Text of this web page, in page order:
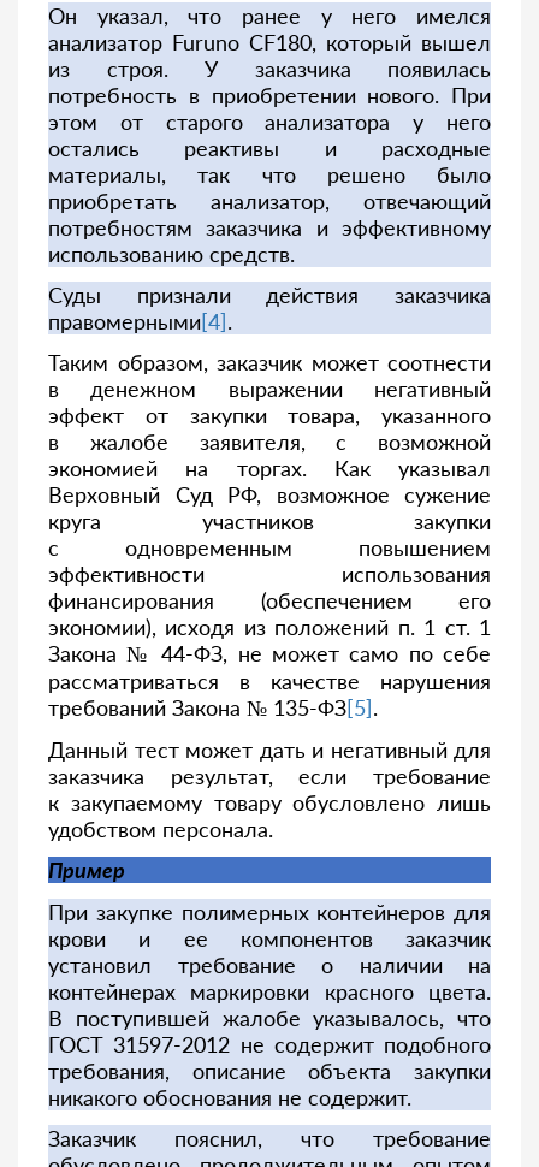
Он указал, что ранее у него имелся
анализатор Furuno CF180, который вышел
из строя. У заказчика появилась
потребность в приобретении нового. При
этом от старого анализатора у него
остались реактивы и расходные
материалы, так что решено было
приобретать анализатор, отвечающий
потребностям заказчика и эффективному
использованию средств.
Суды признали действия заказчика
правомерными[4].
Таким образом, заказчик может соотнести
в денежном выражении негативный
эффект от закупки товара, указанного
в жалобе заявителя, с возможной
экономией на торгах. Как указывал
Верховный Суд РФ, возможное сужение
круга участников закупки
с одновременным повышением
эффективности использования
финансирования (обеспечением его
экономии), исходя из положений п. 1 ст. 1
Закона № 44-ФЗ, не может само по себе
рассматриваться в качестве нарушения
требований Закона № 135-ФЗ[5].
Данный тест может дать и негативный для
заказчика результат, если требование
к закупаемому товару обусловлено лишь
удобством персонала.
Пример
При закупке полимерных контейнеров для
крови и ее компонентов заказчик
установил требование о наличии на
контейнерах маркировки красного цвета.
В поступившей жалобе указывалось, что
ГОСТ 31597-2012 не содержит подобного
требования, описание объекта закупки
никакого обоснования не содержит.
Заказчик пояснил, что требование